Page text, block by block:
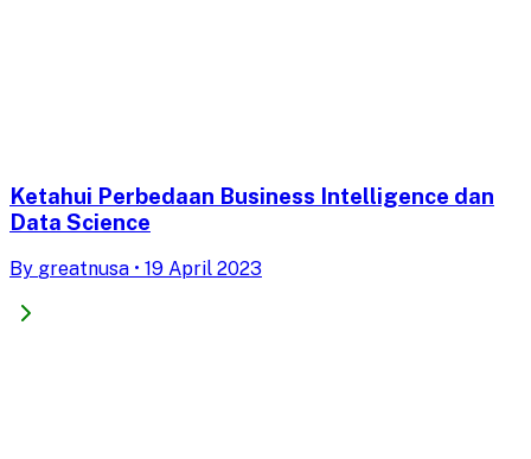
Ketahui Perbedaan Business Intelligence dan
Data Science
By greatnusa • 19 April 2023